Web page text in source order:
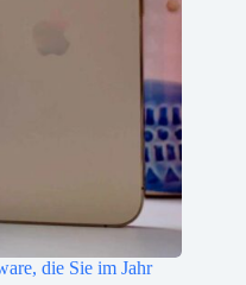
die Sie im Jahr